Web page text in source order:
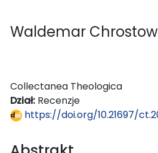
Waldemar
Collectanea Theologica
Dział: Recenzje
https://doi.org/10.21697/